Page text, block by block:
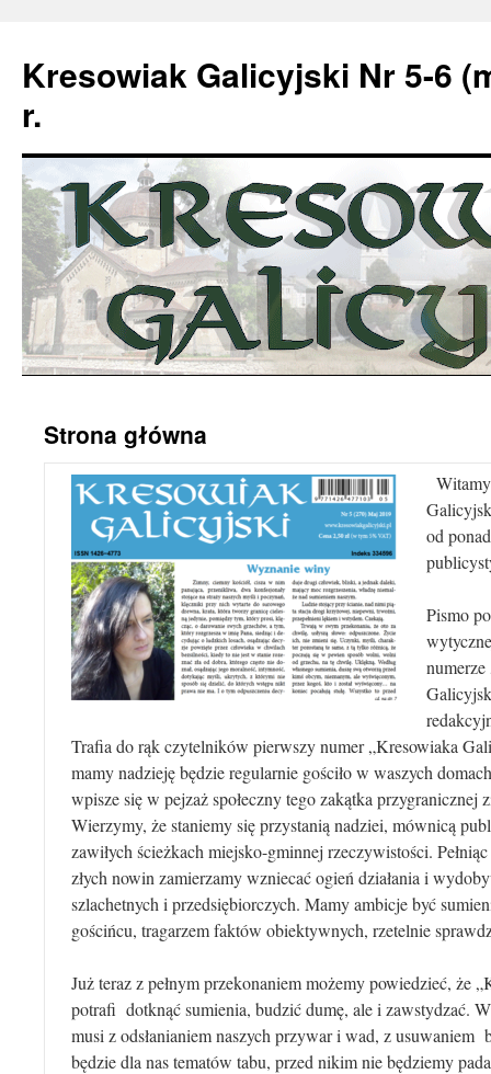
Kresowiak Galicyjski Nr 5-6
r.
doStrona główna
od
Pismo
Trafia do rąk czytelników pierwszy numer „Kresowiaka
mamy nadzieję będzie regularnie gościło w waszych
wpisze się w pejzaż społeczny tego zakątka przygranicznej
Wierzymy, że staniemy się przystanią nadziei, mównicą
zawiłych ścieżkach miejsko-gminnej rzeczywistości.
złych nowin zamierzamy wzniecać ogień działania i
szlachetnych i przedsiębiorczych. Mamy ambicje być
gościńcu, tragarzem faktów obiektywnych, rzetelnie
Już teraz z pełnym przekonaniem możemy powiedzieć, że
potrafi dotknąć sumienia, budzić dumę, ale i zawstydzać.
musi z odsłanianiem naszych przywar i wad, z usuwaniem
będzie dla nas tematów tabu, przed nikim nie będziemy